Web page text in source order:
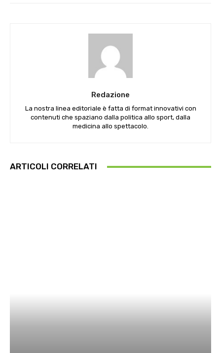
Redazione
La nostra linea editoriale è fatta di format innovativi con
contenuti che spaziano dalla politica allo sport, dalla
medicina allo spettacolo.
ARTICOLI CORRELATI